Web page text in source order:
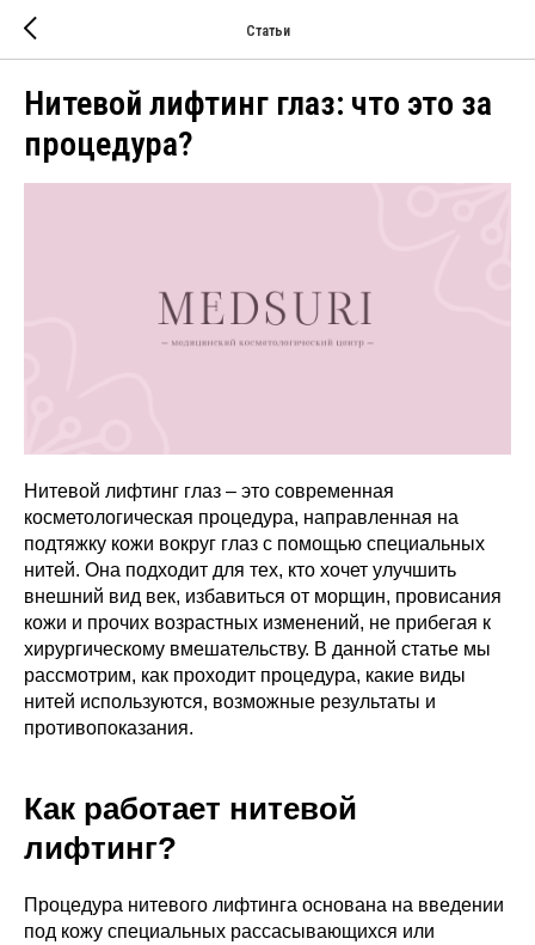
Статьи
Нитевой лифтинг глаз: что это за
процедура?
Нитевой лифтинг глаз – это современная
косметологическая процедура, направленная на
подтяжку кожи вокруг глаз с помощью специальных
нитей. Она подходит для тех, кто хочет улучшить
внешний вид век, избавиться от морщин, провисания
кожи и прочих возрастных изменений, не прибегая к
хирургическому вмешательству. В данной статье мы
рассмотрим, как проходит процедура, какие виды
нитей используются, возможные результаты и
противопоказания.
Как работает нитевой
лифтинг?
Процедура нитевого лифтинга основана на введении
под кожу специальных рассасывающихся или